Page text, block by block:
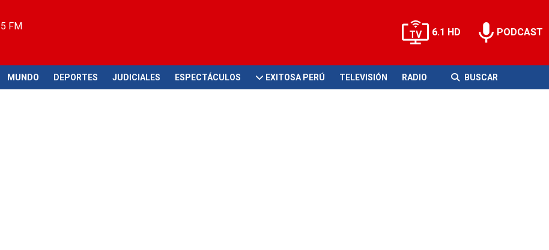
FM
6.1 HD PODCAST
MUNDO DEPORTES JUDICIALES ESPECTÁCULOS EXITOSA PERÚ TELEVISIÓN RADIO BUSCAR